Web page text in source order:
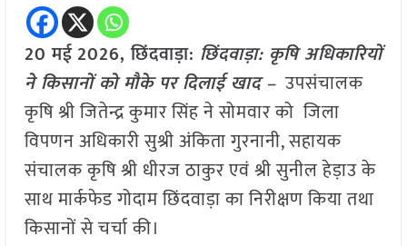
20 मई2026,छिंदवाड़ा: छिंदवाड़ा: कृषि अधिकारियों
ने किसानों को मौके पर दिलाई खाद –उपसंचालक
कृषि श्री जितेन्द्र कुमार सिंह ने सोमवार को जिला
विपणन अधिकारी सुश्री अंकिता गुरनानी, सहायक
संचालक कृषि श्री धीरज ठाकुर एवं श्री सुनील हेड़ाउ के
साथ मार्कफेड गोदाम छिंदवाड़ा का निरीक्षण किया तथा
किसानों से चर्चा की।